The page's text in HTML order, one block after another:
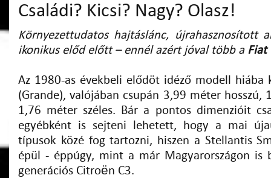
Családi? Kicsi? Nagy? Olasz!
Környezettudatos hajtáslánc, újrahasznosított
ikonikus előd előtt – ennél azért jóval több a Fiat
Az 1980-as évekbeli elődöt idéző modell hiába
(Grande), valójában csupán 3,99 méter hosszú,
1,76 méter széles. Bár a pontos dimenzióit
egyébként is sejteni lehetett, hogy a mai
típusok közé fog tartozni, hiszen a Stellantis
épül - éppúgy, mint a már Magyarországon is
generációs Citroën C3.